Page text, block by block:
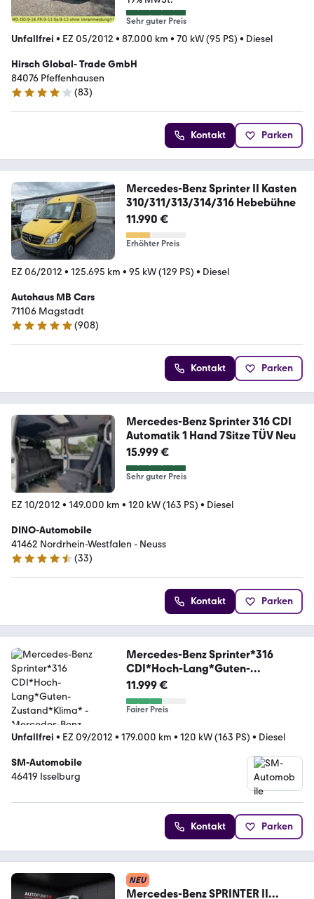
Sehr guter Preis
Unfallfrei • EZ 05/2012 • 87.000 km • 70 kW (95 PS) • Diesel
Hirsch Global- Trade GmbH
84076 Pfeffenhausen
4.2 Sterne
(83)
Kontakt Parken
Mercedes-Benz Sprinter II Kasten
310/311/313/314/316 Hebebühne
11.990 €
Erhöhter Preis
EZ 06/2012 • 125.695 km • 95 kW (129 PS) • Diesel
Autohaus MB Cars
71106 Magstadt
4.9 Sterne
(908)
Kontakt Parken
Mercedes-Benz Sprinter 316 CDI
Automatik 1 Hand 7Sitze TÜV Neu
15.999 €
Sehr guter Preis
EZ 10/2012 • 149.000 km • 120 kW (163 PS) • Diesel
DINO-Automobile
41462 Nordrhein-Westfalen - Neuss
4.7 Sterne
(33)
Kontakt Parken
Mercedes-Benz Sprinter*316
CDI*Hoch-Lang*Guten-
Zustand*Klima*
11.999 €
Fairer Preis
Unfallfrei • EZ 09/2012 • 179.000 km • 120 kW (163 PS) • Diesel
SM-Automobile
46419 Isselburg
Kontakt Parken
NEU
Mercedes-Benz SPRINTER II